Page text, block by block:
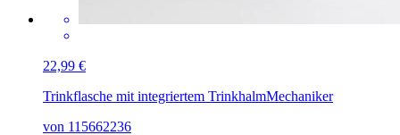
22,99 €
Trinkflasche mit integriertem TrinkhalmMechaniker
von 115662236